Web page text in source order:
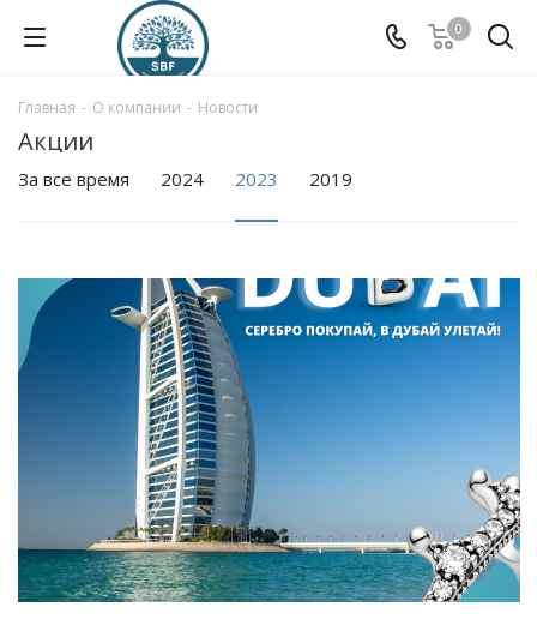
0
Главная - О компании - Новости
Акции
За все время 2024 2023 2019